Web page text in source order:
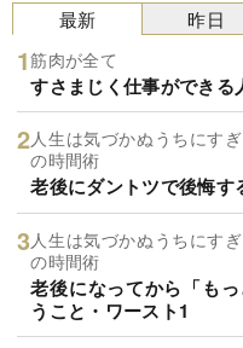
最新
筋肉が全て
すさまじく仕事ができる
人生は気づかぬうちにす
の時間術
老後にダントツで後悔す
人生は気づかぬうちにす
の時間術
老後になってから「も
うこと・ワースト1
昨日